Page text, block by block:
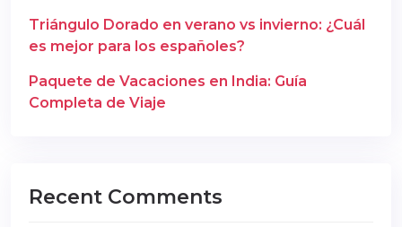
Triángulo Dorado en verano vs invierno: ¿Cuál
es mejor para los españoles?
Paquete de Vacaciones en India: Guía
Completa de Viaje
Recent Comments